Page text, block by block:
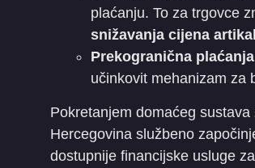
plaćanju. To za trgovce
snižavanja cijena
Prekogranična
učinkovit mehanizam za
​Pokretanjem domaćeg
Hercegovina službeno
dostupnije financijske usluge